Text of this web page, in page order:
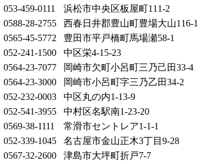
053-459-0111
浜松市中央区板屋町111-2
0588-28-2755
西春日井郡豊山町豊場大山116-1
0565-45-5772
豊田市平戸橋町馬場瀬58-1
052-241-1500
中区栄4-15-23
0564-23-7077
岡崎市欠町小呂町三乃己田33-4
0564-23-3000
岡崎市小呂町字三乃乙田34-2
052-232-0003
中区丸の内1-13-9
052-541-3955
中村区名駅南1-23-20
0569-38-1111
常滑市セントレア1-1-1
052-339-1045
名古屋市金山正木3丁目9-28
0567-32-2600
津島市大坪町折戸7-7